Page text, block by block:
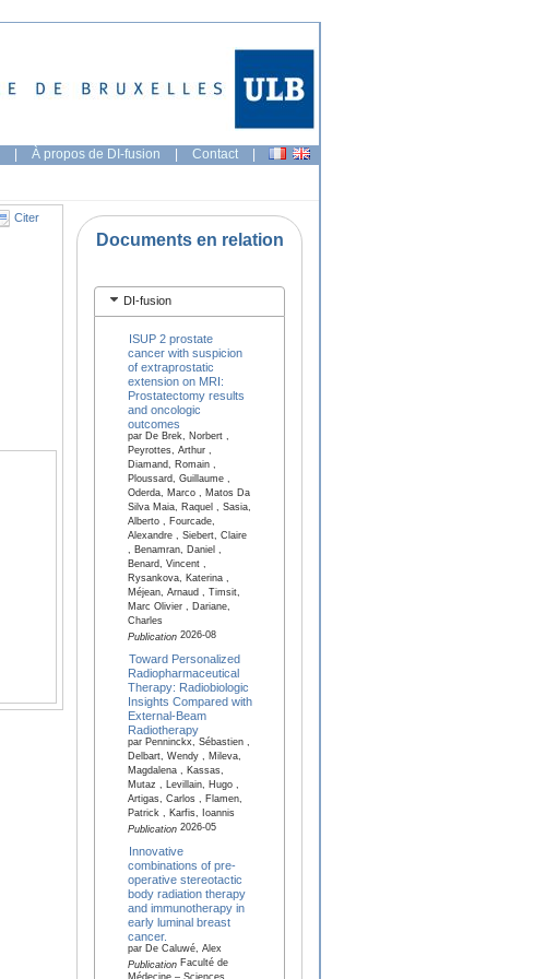
| À propos de DI-fusion | Contact |
Citer
Documents en relation
DI-fusion
ISUP 2 prostate
cancer with suspicion
of extraprostatic
extension on MRI:
Prostatectomy results
and oncologic
outcomes
par De Brek, Norbert ,
Peyrottes, Arthur ,
Diamand, Romain ,
Ploussard, Guillaume ,
Oderda, Marco , Matos Da
Silva Maia, Raquel , Sasia,
Alberto , Fourcade,
Alexandre , Siebert, Claire
, Benamran, Daniel ,
Benard, Vincent ,
Rysankova, Katerina ,
Méjean, Arnaud , Timsit,
Marc Olivier , Dariane,
Charles
Publication2026-08
Toward Personalized
Radiopharmaceutical
Therapy: Radiobiologic
Insights Compared with
External-Beam
Radiotherapy
par Penninckx, Sébastien ,
Delbart, Wendy , Mileva,
Magdalena , Kassas,
Mutaz , Levillain, Hugo ,
Artigas, Carlos , Flamen,
Patrick , Karfis, Ioannis
Publication2026-05
Innovative
combinations of pre-
operative stereotactic
body radiation therapy
and immunotherapy in
early luminal breast
cancer.
par De Caluwé, Alex
PublicationFaculté de